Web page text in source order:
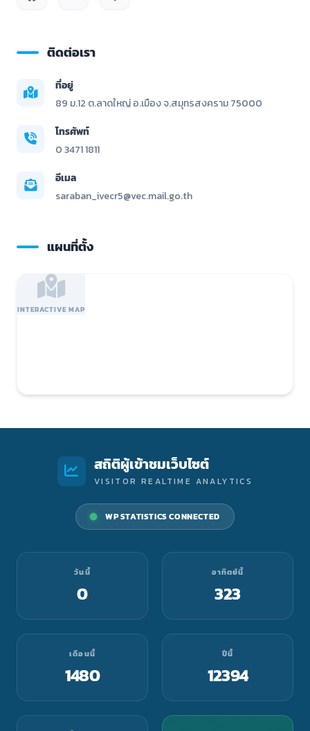
ติดต่อเรา
ที่อยู่
89 ม.12 ต.ลาดใหญ่ อ.เมือง จ.สมุทรสงคราม 75000
โทรศัพท์
0 3471 1811
อีเมล
saraban_ivecr5@vec.mail.go.th
แผนที่ตั้ง
INTERACTIVE MAP
สถิติผู้เข้าชมเว็บไซต์
VISITOR REALTIME ANALYTICS
WP STATISTICS CONNECTED
วันนี้
0
อาทิตย์นี้
323
เดือนนี้
1480
ปีนี้
12394